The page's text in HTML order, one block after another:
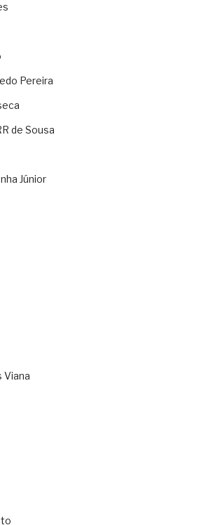
Pereira
de Sousa
Júnior
Viana